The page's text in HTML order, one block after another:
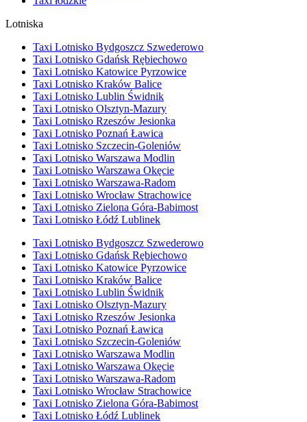
Lotniska
Taxi Lotnisko Bydgoszcz Szwederowo
Taxi Lotnisko Gdańsk Rębiechowo
Taxi Lotnisko Katowice Pyrzowice
Taxi Lotnisko Kraków Balice
Taxi Lotnisko Lublin Świdnik
Taxi Lotnisko Olsztyn-Mazury
Taxi Lotnisko Rzeszów Jesionka
Taxi Lotnisko Poznań Ławica
Taxi Lotnisko Szczecin-Goleniów
Taxi Lotnisko Warszawa Modlin
Taxi Lotnisko Warszawa Okęcie
Taxi Lotnisko Warszawa-Radom
Taxi Lotnisko Wrocław Strachowice
Taxi Lotnisko Zielona Góra-Babimost
Taxi Lotnisko Łódź Lublinek
Taxi Lotnisko Bydgoszcz Szwederowo
Taxi Lotnisko Gdańsk Rębiechowo
Taxi Lotnisko Katowice Pyrzowice
Taxi Lotnisko Kraków Balice
Taxi Lotnisko Lublin Świdnik
Taxi Lotnisko Olsztyn-Mazury
Taxi Lotnisko Rzeszów Jesionka
Taxi Lotnisko Poznań Ławica
Taxi Lotnisko Szczecin-Goleniów
Taxi Lotnisko Warszawa Modlin
Taxi Lotnisko Warszawa Okęcie
Taxi Lotnisko Warszawa-Radom
Taxi Lotnisko Wrocław Strachowice
Taxi Lotnisko Zielona Góra-Babimost
Taxi Lotnisko Łódź Lublinek